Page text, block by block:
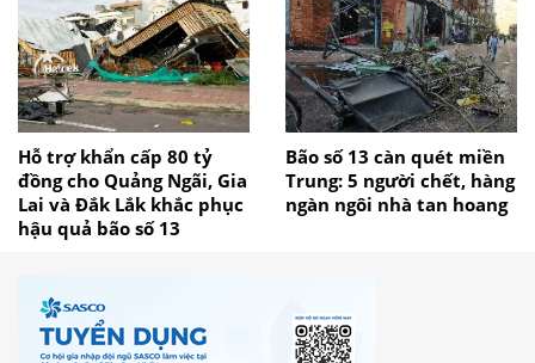
Hỗ trợ khẩn cấp 80 tỷ
đồng cho Quảng Ngãi, Gia
Lai và Đắk Lắk khắc phục
hậu quả bão số 13
Bão số 13 càn quét miền
Trung: 5 người chết, hàng
ngàn ngôi nhà tan hoang